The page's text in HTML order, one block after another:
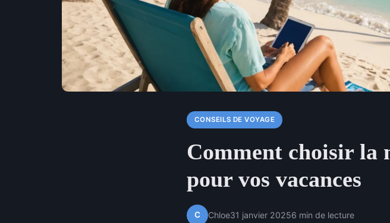
CONSEILS DE VOYAGE
Comment choisir la
pour vos vacances
C Chloe31 janvier 20256 min de lecture